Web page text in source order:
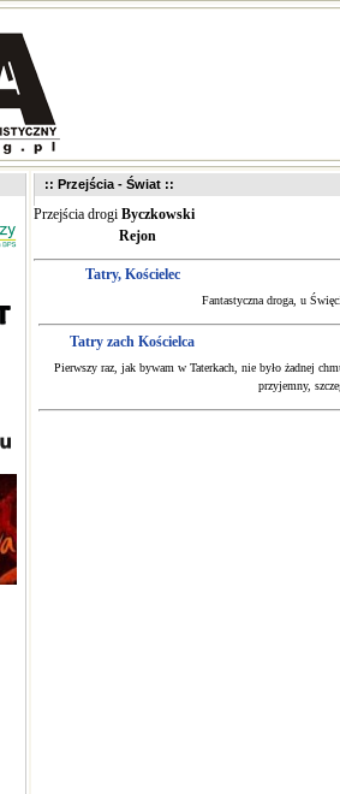
:: Przejścia - Świat ::
Przejścia drogi Byczkowski
Rejon
Tatry, Kościelec
Fantastyczna droga, u
Tatry zach Kościelca
Pierwszy raz, jak bywam w Taterkach, nie było żadnej
przyjemny,